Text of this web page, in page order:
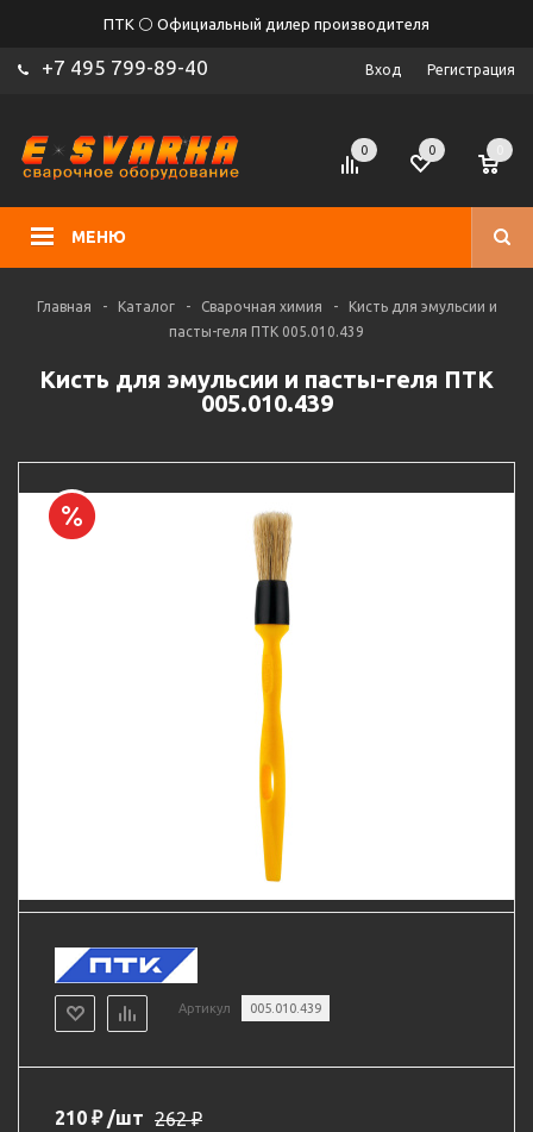
ПТК ⚪ Официальный дилер производителя
+7 495 799-89-40 Вход Регистрация
МЕНЮ
0 0
Главная - Каталог - Сварочная химия -
Кисть для эмульсии и
пасты-геля ПТК 005.010.439
Кисть для эмульсии и пасты-геля ПТК
005.010.439
Артикул 005.010.439
210 ₽ /шт 262₽